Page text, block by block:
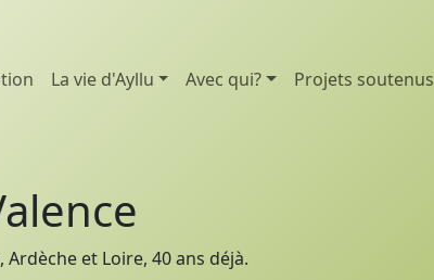
La vie d'Ayllu Avec qui? Projets soutenus
et Loire, 40 ans déjà.